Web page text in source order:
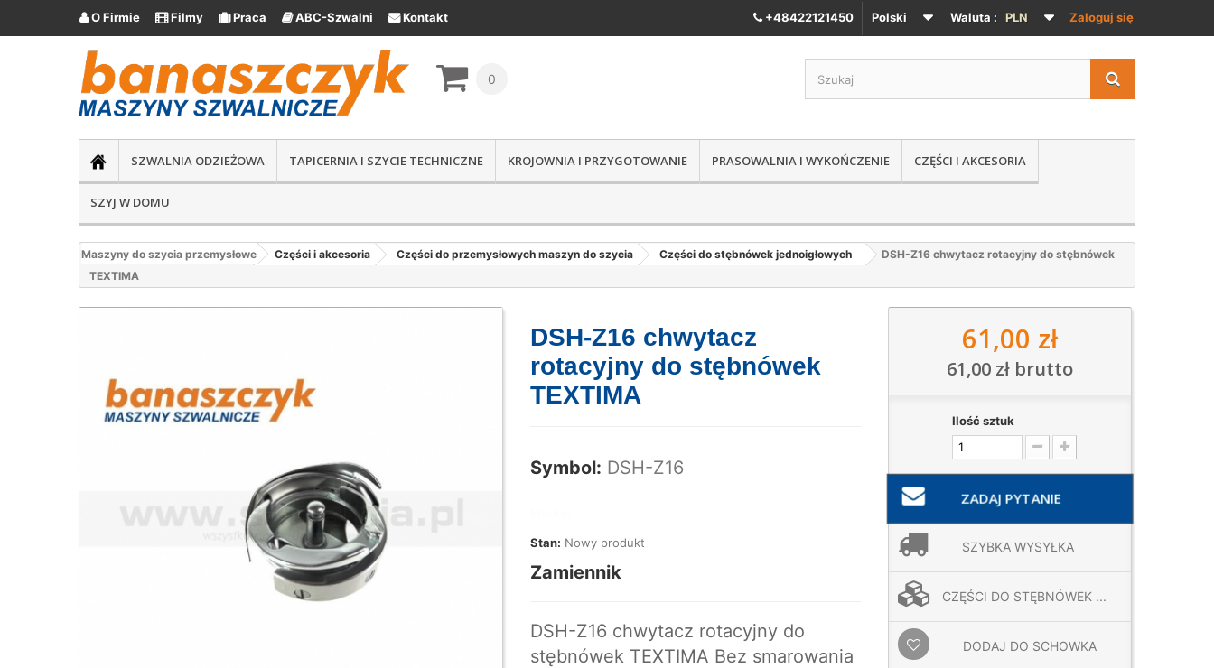
Zaloguj się
Waluta : PLN
Polski
O Firmie Filmy Praca ABC-Szwalni Kontakt +48422121450
0
SZWALNIA ODZIEŻOWA TAPICERNIA I SZYCIE TECHNICZNE KROJOWNIA I PRZYGOTOWANIE PRASOWALNIA I WYKOŃCZENIE CZĘŚCI I AKCESORIA
SZYJ W DOMU
Maszyny do szycia przemysłowe Części i akcesoria Części do przemysłowych maszyn do szycia Części do stębnówek jednoigłowych
DSH-Z16 chwytacz rotacyjny do stębnówek
TEXTIMA
DSH-Z16 chwytacz
rotacyjny do stębnówek
TEXTIMA
Symbol: DSH-Z16
Stan: Nowy produkt
Zamiennik
DSH-Z16 chwytacz rotacyjny do
stębnówek TEXTIMA Bez smarowania
61,00 zł
61,00 zł brutto
Ilość sztuk
ZADAJ PYTANIE
SZYBKA WYSYŁKA
CZĘŚCI DO STĘBNÓWEK ...
DODAJ DO SCHOWKA